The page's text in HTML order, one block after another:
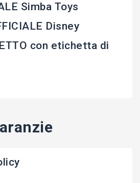
Simba Toys
Disney
con etichetta di